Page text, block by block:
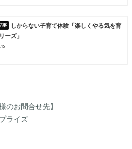
しからない子育て体験「楽しくやる気を育
ーズ」
のお問合せ先】
ライズ